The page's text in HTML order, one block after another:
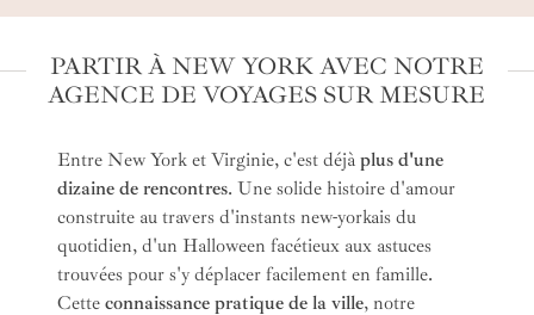
PARTIR À NEW YORK AVEC NOTRE
AGENCE DE VOYAGES SUR MESURE
Entre New York et Virginie, c'est déjà plus d'une
dizaine de rencontres. Une solide histoire d'amour
construite au travers d'instants new-yorkais du
quotidien, d'un Halloween facétieux aux astuces
trouvées pour s'y déplacer facilement en famille.
Cette connaissance pratique de la ville, notre